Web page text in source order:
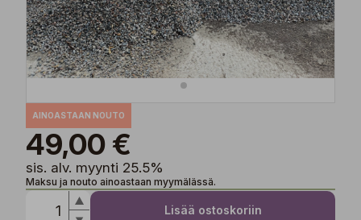
AINOASTAAN NOUTO
49,00 €
sis. alv. myynti 25.5%
Maksu ja nouto ainoastaan myymälässä.
Lisää ostoskoriin